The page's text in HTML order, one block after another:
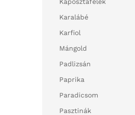
Karalábé
Karfiol
Mángold
Padlizsán
Paprika
Paradicsom
Pasztinák